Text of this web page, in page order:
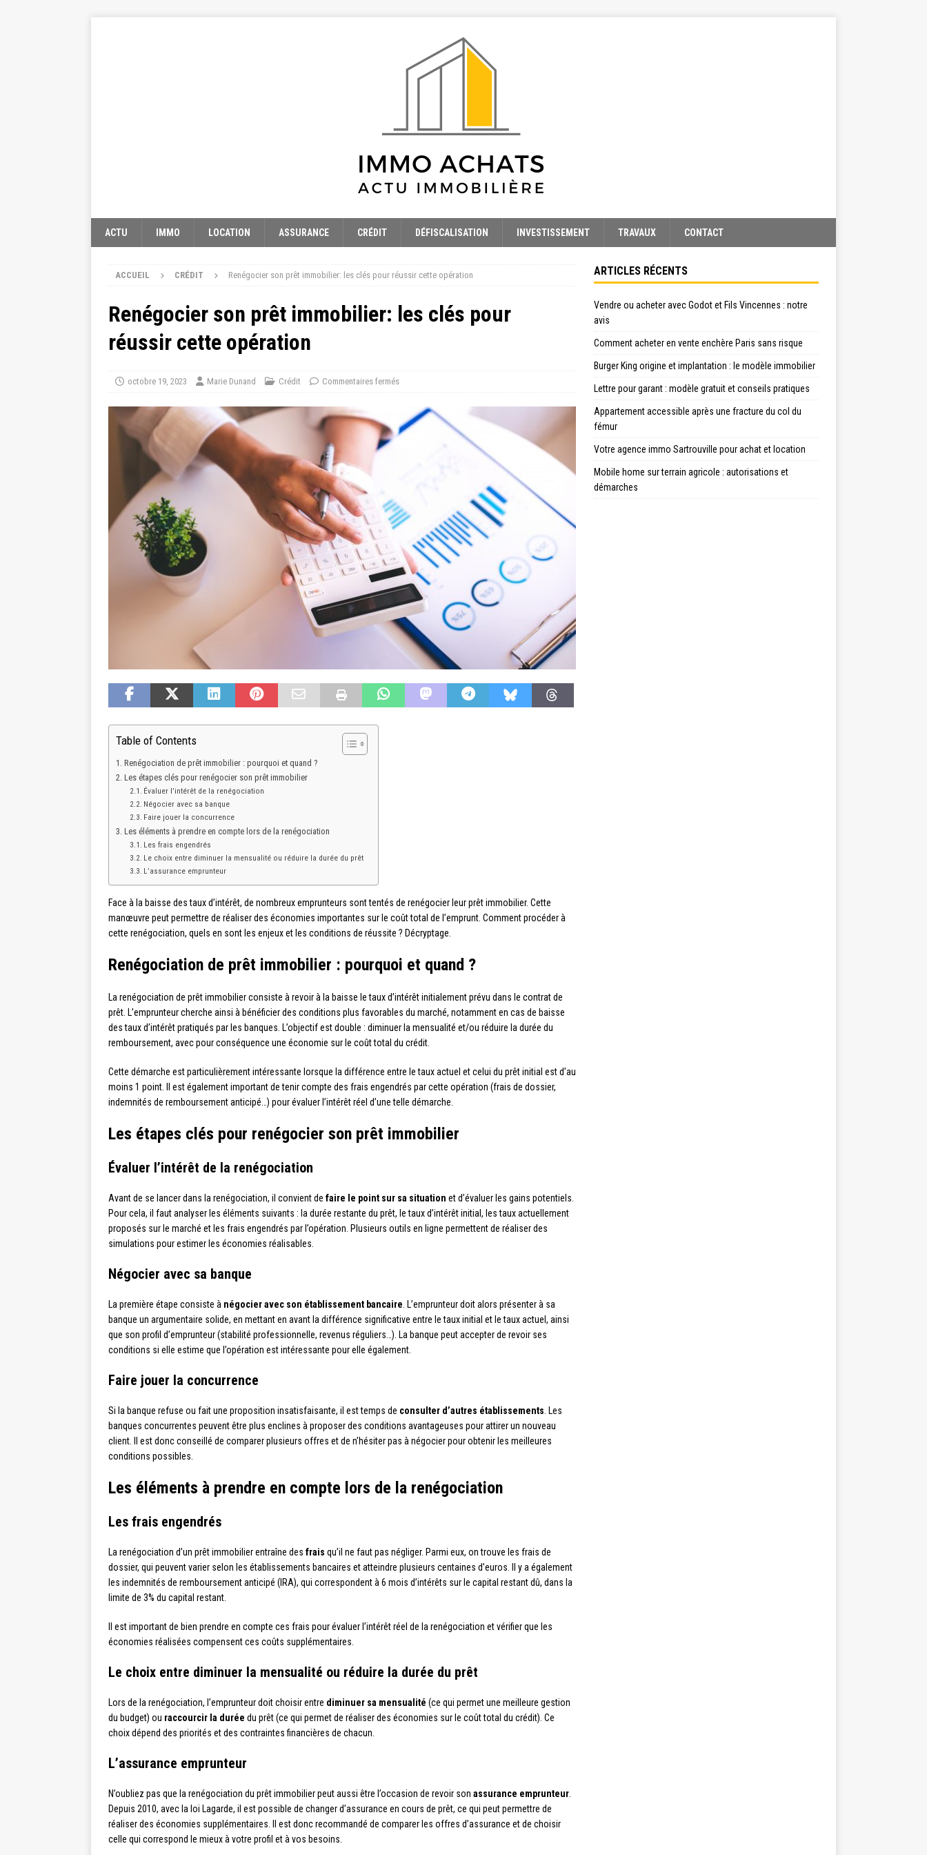
ACTU IMMO LOCATION ASSURANCE CRÉDIT DÉFISCALISATION INVESTISSEMENT TRAVAUX CONTACT
ACCUEIL CRÉDIT Renégocier son prêt immobilier: les clés pour réussir cette opération
Renégocier son prêt immobilier: les clés pour
réussir cette opération
octobre 19, 2023 Marie Dunand Crédit Commentaires fermés
Table of Contents
Renégociation de prêt immobilier : pourquoi et quand ?
Les étapes clés pour renégocier son prêt immobilier
Évaluer l’intérêt de la renégociation
Négocier avec sa banque
Faire jouer la concurrence
Les éléments à prendre en compte lors de la renégociation
Les frais engendrés
Le choix entre diminuer la mensualité ou réduire la durée du prêt
L’assurance emprunteur
Face à la baisse des taux d’intérêt, de nombreux emprunteurs sont tentés de renégocier leur prêt immobilier. Cette
manœuvre peut permettre de réaliser des économies importantes sur le coût total de l’emprunt. Comment procéder à
cette renégociation, quels en sont les enjeux et les conditions de réussite ? Décryptage.
Renégociation de prêt immobilier : pourquoi et quand ?
La renégociation de prêt immobilier consiste à revoir à la baisse le taux d’intérêt initialement prévu dans le contrat de
prêt. L’emprunteur cherche ainsi à bénéficier des conditions plus favorables du marché, notamment en cas de baisse
des taux d’intérêt pratiqués par les banques. L’objectif est double : diminuer la mensualité et/ou réduire la durée du
remboursement, avec pour conséquence une économie sur le coût total du crédit.
Cette démarche est particulièrement intéressante lorsque la différence entre le taux actuel et celui du prêt initial est d’au
moins 1 point. Il est également important de tenir compte des frais engendrés par cette opération (frais de dossier,
indemnités de remboursement anticipé…) pour évaluer l’intérêt réel d’une telle démarche.
Les étapes clés pour renégocier son prêt immobilier
Évaluer l’intérêt de la renégociation
Avant de se lancer dans la renégociation, il convient de faire le point sur sa situation et d’évaluer les gains potentiels.
Pour cela, il faut analyser les éléments suivants : la durée restante du prêt, le taux d’intérêt initial, les taux actuellement
proposés sur le marché et les frais engendrés par l’opération. Plusieurs outils en ligne permettent de réaliser des
simulations pour estimer les économies réalisables.
Négocier avec sa banque
La première étape consiste à négocier avec son établissement bancaire . L’emprunteur doit alors présenter à sa
banque un argumentaire solide, en mettant en avant la différence significative entre le taux initial et le taux actuel, ainsi
que son profil d’emprunteur (stabilité professionnelle, revenus réguliers…). La banque peut accepter de revoir ses
conditions si elle estime que l’opération est intéressante pour elle également.
Faire jouer la concurrence
Si la banque refuse ou fait une proposition insatisfaisante, il est temps de consulter d’autres établissements . Les
banques concurrentes peuvent être plus enclines à proposer des conditions avantageuses pour attirer un nouveau
client. Il est donc conseillé de comparer plusieurs offres et de n’hésiter pas à négocier pour obtenir les meilleures
conditions possibles.
Les éléments à prendre en compte lors de la renégociation
Les frais engendrés
La renégociation d’un prêt immobilier entraîne des frais qu’il ne faut pas négliger. Parmi eux, on trouve les frais de
dossier, qui peuvent varier selon les établissements bancaires et atteindre plusieurs centaines d’euros. Il y a également
les indemnités de remboursement anticipé (IRA), qui correspondent à 6 mois d’intérêts sur le capital restant dû, dans la
limite de 3% du capital restant.
Il est important de bien prendre en compte ces frais pour évaluer l’intérêt réel de la renégociation et vérifier que les
économies réalisées compensent ces coûts supplémentaires.
Le choix entre diminuer la mensualité ou réduire la durée du prêt
Lors de la renégociation, l’emprunteur doit choisir entre diminuer sa mensualité (ce qui permet une meilleure gestion
du budget) ou raccourcir la durée du prêt (ce qui permet de réaliser des économies sur le coût total du crédit). Ce
choix dépend des priorités et des contraintes financières de chacun.
L’assurance emprunteur
N’oubliez pas que la renégociation du prêt immobilier peut aussi être l’occasion de revoir son assurance emprunteur
Depuis 2010, avec la loi Lagarde, il est possible de changer d’assurance en cours de prêt, ce qui peut permettre de
réaliser des économies supplémentaires. Il est donc recommandé de comparer les offres d’assurance et de choisir
celle qui correspond le mieux à votre profil et à vos besoins.
ARTICLES RÉCENTS
Vendre ou acheter avec Godot et Fils Vincennes : notre
avis
Comment acheter en vente enchère Paris sans risque
Burger King origine et implantation : le modèle immobilier
Lettre pour garant : modèle gratuit et conseils pratiques
Appartement accessible après une fracture du col du
fémur
Votre agence immo Sartrouville pour achat et location
Mobile home sur terrain agricole : autorisations et
démarches